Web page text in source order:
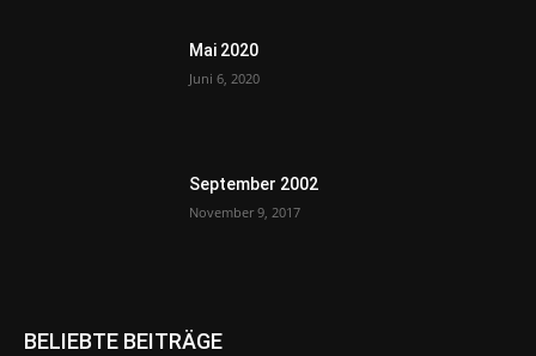
Mai 2020
Juni 6, 2020
September 2002
November 9, 2017
BELIEBTE BEITRÄGE